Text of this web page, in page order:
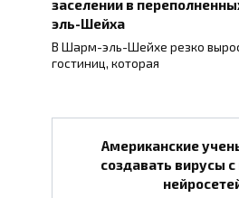
заселении в
эль-Шейха
В Шарм-эль-Шейхе резко
гостиниц, которая
Американские
создавать вирусы